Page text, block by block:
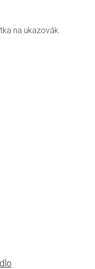
na ukazovák.